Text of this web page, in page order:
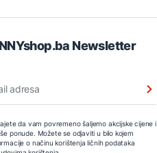
Newsletter
da vam povremeno šaljemo akcijske cijene i
ponude. Možete se odjaviti u bilo kojem
o načinu korištenja ličnih podataka